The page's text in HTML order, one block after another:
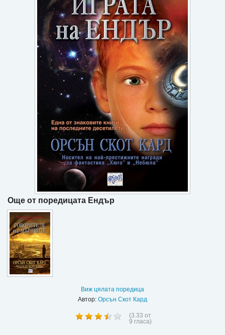
Подаръци
Ваучери
Вход
Регистрация
Още от поредицата Ендър
Виж цялата поредица
Автор: Орсън Скот Кард
(3.33 от
9 гласа)